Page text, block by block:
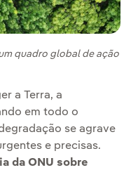
quadro global de ação
a Terra, a
em todo o
se agrave
e precisas.
da ONU sobre